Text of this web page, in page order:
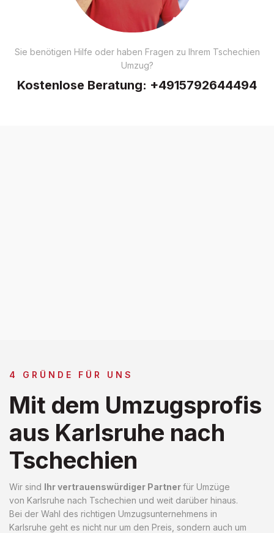
Sie benötigen Hilfe oder haben Fragen zu Ihrem Tschechien
Umzug?
Kostenlose Beratung: +4915792644494
4 GRÜNDE FÜR UNS
Mit dem Umzugsprofis
aus Karlsruhe nach
Tschechien
Wir sind Ihr vertrauenswürdiger Partnerfür Umzüge
von Karlsruhe nach Tschechien und weit darüber hinaus.
Bei der Wahl des richtigen Umzugsunternehmens in
Karlsruhe geht es nicht nur um den Preis, sondern auch um